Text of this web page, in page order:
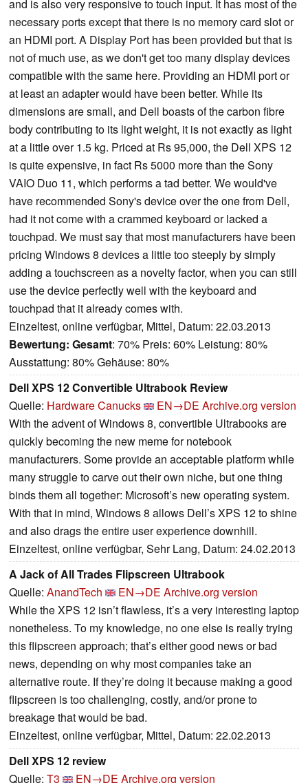
and is also very responsive to touch input. It has most of the
necessary ports except that there is no memory card slot or
an HDMI port. A Display Port has been provided but that is
not of much use, as we don't get too many display devices
compatible with the same here. Providing an HDMI port or
at least an adapter would have been better. While its
dimensions are small, and Dell boasts of the carbon fibre
body contributing to its light weight, it is not exactly as light
at a little over 1.5 kg. Priced at Rs 95,000, the Dell XPS 12
is quite expensive, in fact Rs 5000 more than the Sony
VAIO Duo 11, which performs a tad better. We would've
have recommended Sony's device over the one from Dell,
had it not come with a crammed keyboard or lacked a
touchpad. We must say that most manufacturers have been
pricing Windows 8 devices a little too steeply by simply
adding a touchscreen as a novelty factor, when you can still
use the device perfectly well with the keyboard and
touchpad that it already comes with.
Einzeltest, online verfügbar, Mittel, Datum: 22.03.2013
Bewertung: Gesamt: 70% Preis: 60% Leistung: 80%
Ausstattung: 80% Gehäuse: 80%
Dell XPS 12 Convertible Ultrabook Review
Quelle: Hardware Canucks EN→DE Archive.org version
With the advent of Windows 8, convertible Ultrabooks are
quickly becoming the new meme for notebook
manufacturers. Some provide an acceptable platform while
many struggle to carve out their own niche, but one thing
binds them all together: Microsoft’s new operating system.
With that in mind, Windows 8 allows Dell’s XPS 12 to shine
and also drags the entire user experience downhill.
Einzeltest, online verfügbar, Sehr Lang, Datum: 24.02.2013
A Jack of All Trades Flipscreen Ultrabook
Quelle: AnandTech EN→DE Archive.org version
While the XPS 12 isn’t flawless, it’s a very interesting laptop
nonetheless. To my knowledge, no one else is really trying
this flipscreen approach; that’s either good news or bad
news, depending on why most companies take an
alternative route. If they’re doing it because making a good
flipscreen is too challenging, costly, and/or prone to
breakage that would be bad.
Einzeltest, online verfügbar, Mittel, Datum: 22.02.2013
Dell XPS 12 review
Quelle: T3 EN→DE Archive.org version